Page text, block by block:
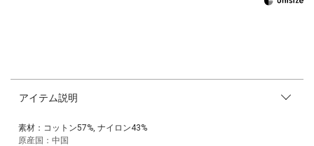
アイテム説明
素材：コットン57%, ナイロン43%
原産国：中国